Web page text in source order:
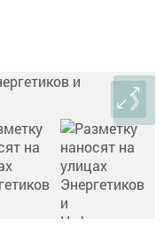
❯